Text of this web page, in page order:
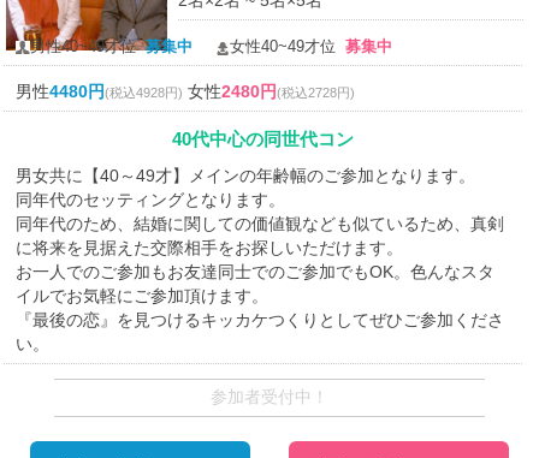
男性40~49才位募集中 女性40~49才位 募集中
男性4480円(税込4928円) 女性2480円(税込2728円)
40代中心の同世代コン
男女共に【40～49才】メインの年齢幅のご参加となります。
同年代のセッティングとなります。
同年代のため、結婚に関しての価値観なども似ているため、真剣
に将来を見据えた交際相手をお探しいただけます。
お一人でのご参加もお友達同士でのご参加でもOK。色んなスタ
イルでお気軽にご参加頂けます。
『最後の恋』を見つけるキッカケつくりとしてぜひご参加くださ
い。
参加者受付中！